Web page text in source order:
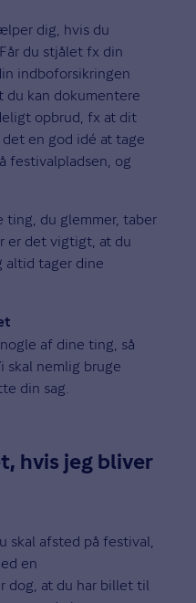
dig, hvis du
du stjålet fx din
indboforsikringen
kan dokumentere
opbrud, fx at dit
en god idé at tage
festivalpladsen, og
du glemmer, taber
er det vigtigt, at du
altid tager dine
af dine ting, så
skal nemlig bruge
din sag.
hvis jeg bliver
skal afsted på festival,
en
dog, at du har billet til